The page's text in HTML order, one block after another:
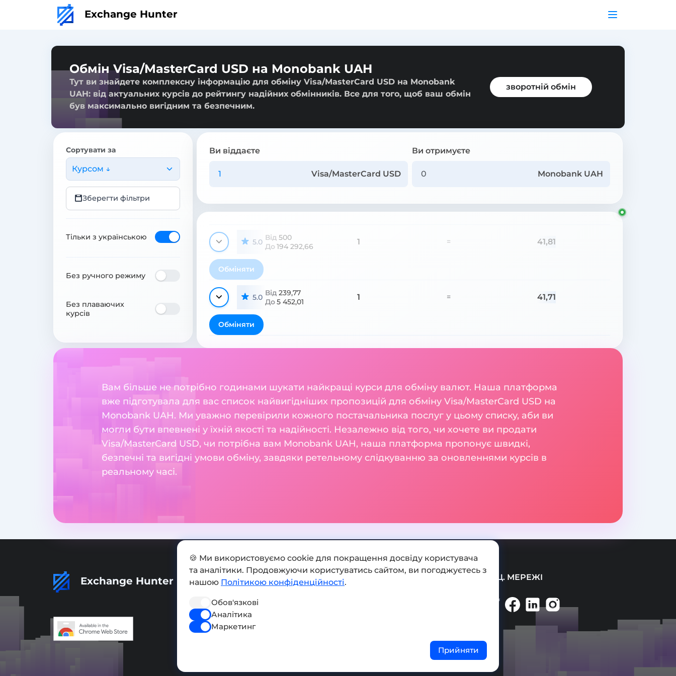
Exchange Hunter
Обмін Visa/MasterCard USD на Monobank UAH
Тут ви знайдете комплексну інформацію для обміну Visa/MasterCard USD на Monobank
UAH: від актуальних курсів до рейтингу надійних обмінників. Все для того, щоб ваш обмін
був максимально вигідним та безпечним.
зворотній обмін
Сортувати за
Курсом ↓
Зберегти фільтри
Тільки з українською
Без ручного режиму
Без плаваючих
курсів
Ви віддаєте
Visa/MasterCard USD
Ви отримуєте
Monobank UAH
5.0 Від 500
До 194 292,66 1 = 41,81
Обміняти
5.0 Від 239,77
До5 452,01 1 = 41,71
Обміняти
Вам більше не потрібно годинами шукати найкращі курси для обміну валют. Наша платформа
вже підготувала для вас список найвигідніших пропозицій для обміну Visa/MasterCard USD на
Monobank UAH. Ми уважно перевірили кожного постачальника послуг у цьому списку, аби ви
могли бути впевнені у їхній якості та надійності. Незалежно від того, чи хочете ви продати
Visa/MasterCard USD, чи потрібна вам Monobank UAH, наша платформа пропонує швидкі,
безпечні та вигідні умови обміну, завдяки ретельному слідкуванню за оновленнями курсів в
реальному часі.
Exchange Hunter Додати обмінник
Політика конфіденційності
СОЦ. МЕРЕЖІ
🍪 Ми використовуємо cookie для покращення досвіду користувача
та аналітики. Продовжуючи користуватись сайтом, ви погоджуєтесь з
нашою Політикою конфіденційності.
Обов'язкові
Аналітика
Маркетинг
Прийняти